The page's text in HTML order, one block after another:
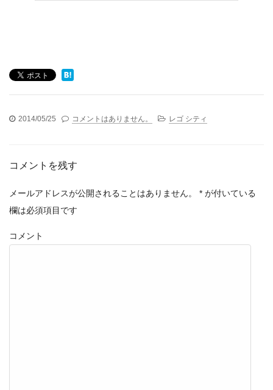
2014/05/25 コメントはありません。 レゴ シティ
コメントを残す
メールアドレスが公開されることはありません。 * が付いている
欄は必須項目です
コメント